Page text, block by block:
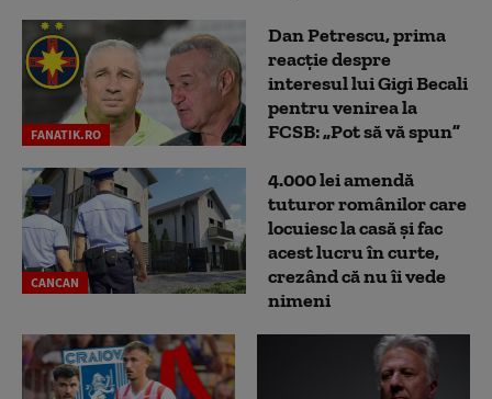
FANATIK.RO
Dan Petrescu, prima
reacție despre
interesul lui Gigi Becali
pentru venirea la
FCSB: „Pot să vă spun”
CANCAN
4.000 lei amendă
tuturor românilor care
locuiesc la casă și fac
acest lucru în curte,
crezând că nu îi vede
nimeni